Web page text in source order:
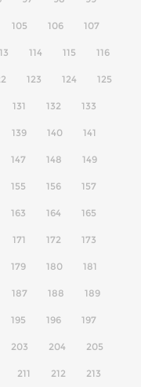
105 106 107
114 115 116
123 124 125
131 132 133
139 140 141
147 148 149
155 156 157
163 164 165
171 172 173
179 180 181
187 188 189
195 196 197
203 204 205
211 212 213